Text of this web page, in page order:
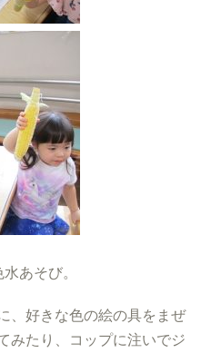
あそび。
、好きな色の絵の具をまぜ
みたり、コップに注いでジ